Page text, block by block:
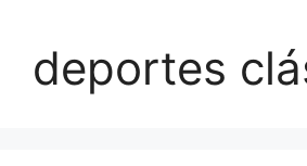
deportes